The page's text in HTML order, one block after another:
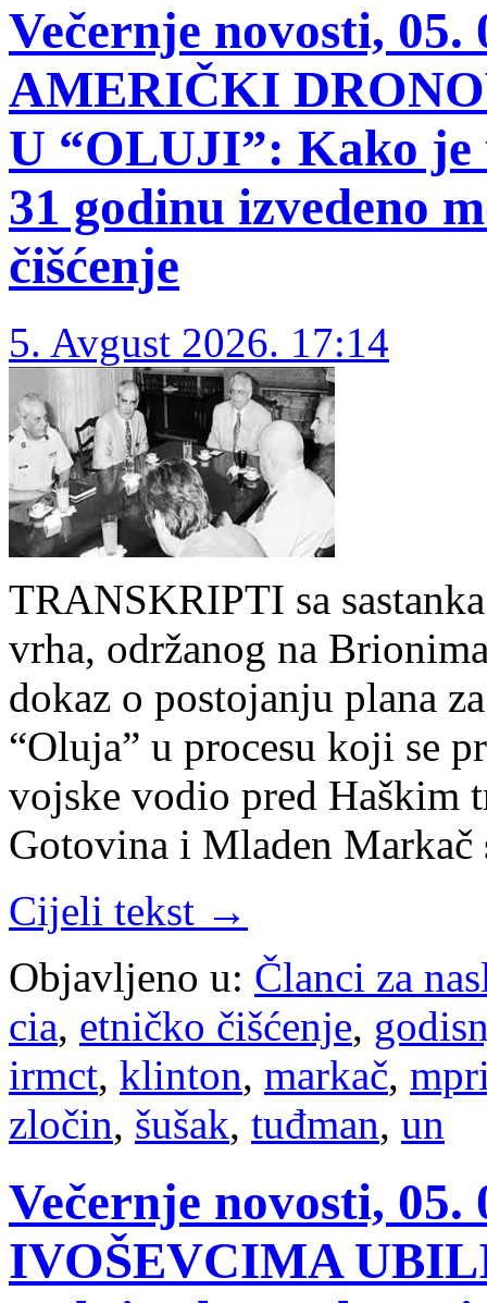
Večernje novosti,
AMERIČKI
U “OLUJI”: Kako je
31 godinu izvedeno
čišćenje
5. Avgust 2026. 17:14
TRANSKRIPTI sa
vrha, održanog na
dokaz o postojanju plana
“Oluja” u procesu koji se
vojske vodio pred Haškim
Gotovina i Mladen
Cijeli tekst →
Objavljeno u: Članci za
cia, etničko čišćenje,
irmct, klinton, markač,
zločin, šušak, tuđman, un
Večernje novosti, 05.
IVOŠEVCIMA